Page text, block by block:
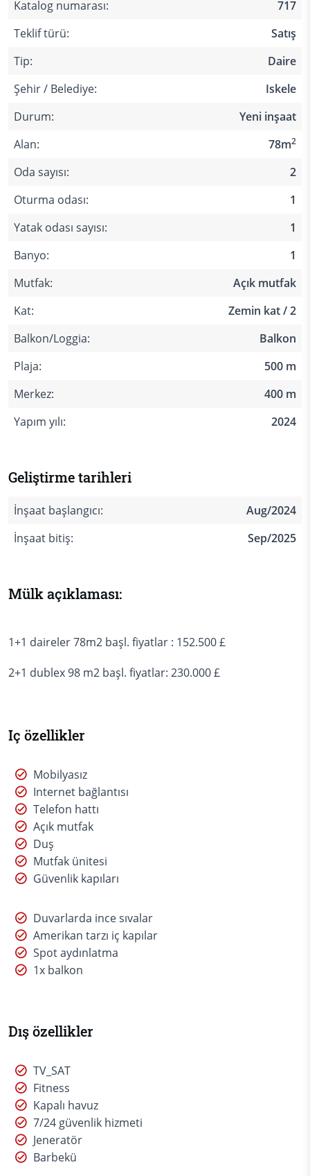
Katalog numarası:
717
Teklif türü:
Satış
Tip:
Daire
Şehir / Belediye:
Iskele
Durum:
Yeni inşaat
Alan:
78m2
Oda sayısı:
2
Oturma odası:
1
Yatak odası sayısı:
1
Banyo:
1
Mutfak:
Açık mutfak
Kat:
Zemin kat / 2
Balkon/Loggia:
Balkon
Plaja:
500 m
Merkez:
400 m
Yapım yılı:
2024
Geliştirme tarihleri
İnşaat başlangıcı:
Aug/2024
İnşaat bitiş:
Sep/2025
Mülk açıklaması:
1+1 daireler 78m2 başl. fiyatlar : 152.500 £
2+1 dublex 98 m2 başl. fiyatlar: 230.000 £
Iç özellikler
Mobilyasız
Internet bağlantısı
Telefon hattı
Açık mutfak
Duş
Mutfak ünitesi
Güvenlik kapıları
Duvarlarda ince sıvalar
Amerikan tarzı iç kapılar
Spot aydınlatma
1x balkon
Dış özellikler
TV_SAT
Fitness
Kapalı havuz
7/24 güvenlik hizmeti
Jeneratör
Barbekü